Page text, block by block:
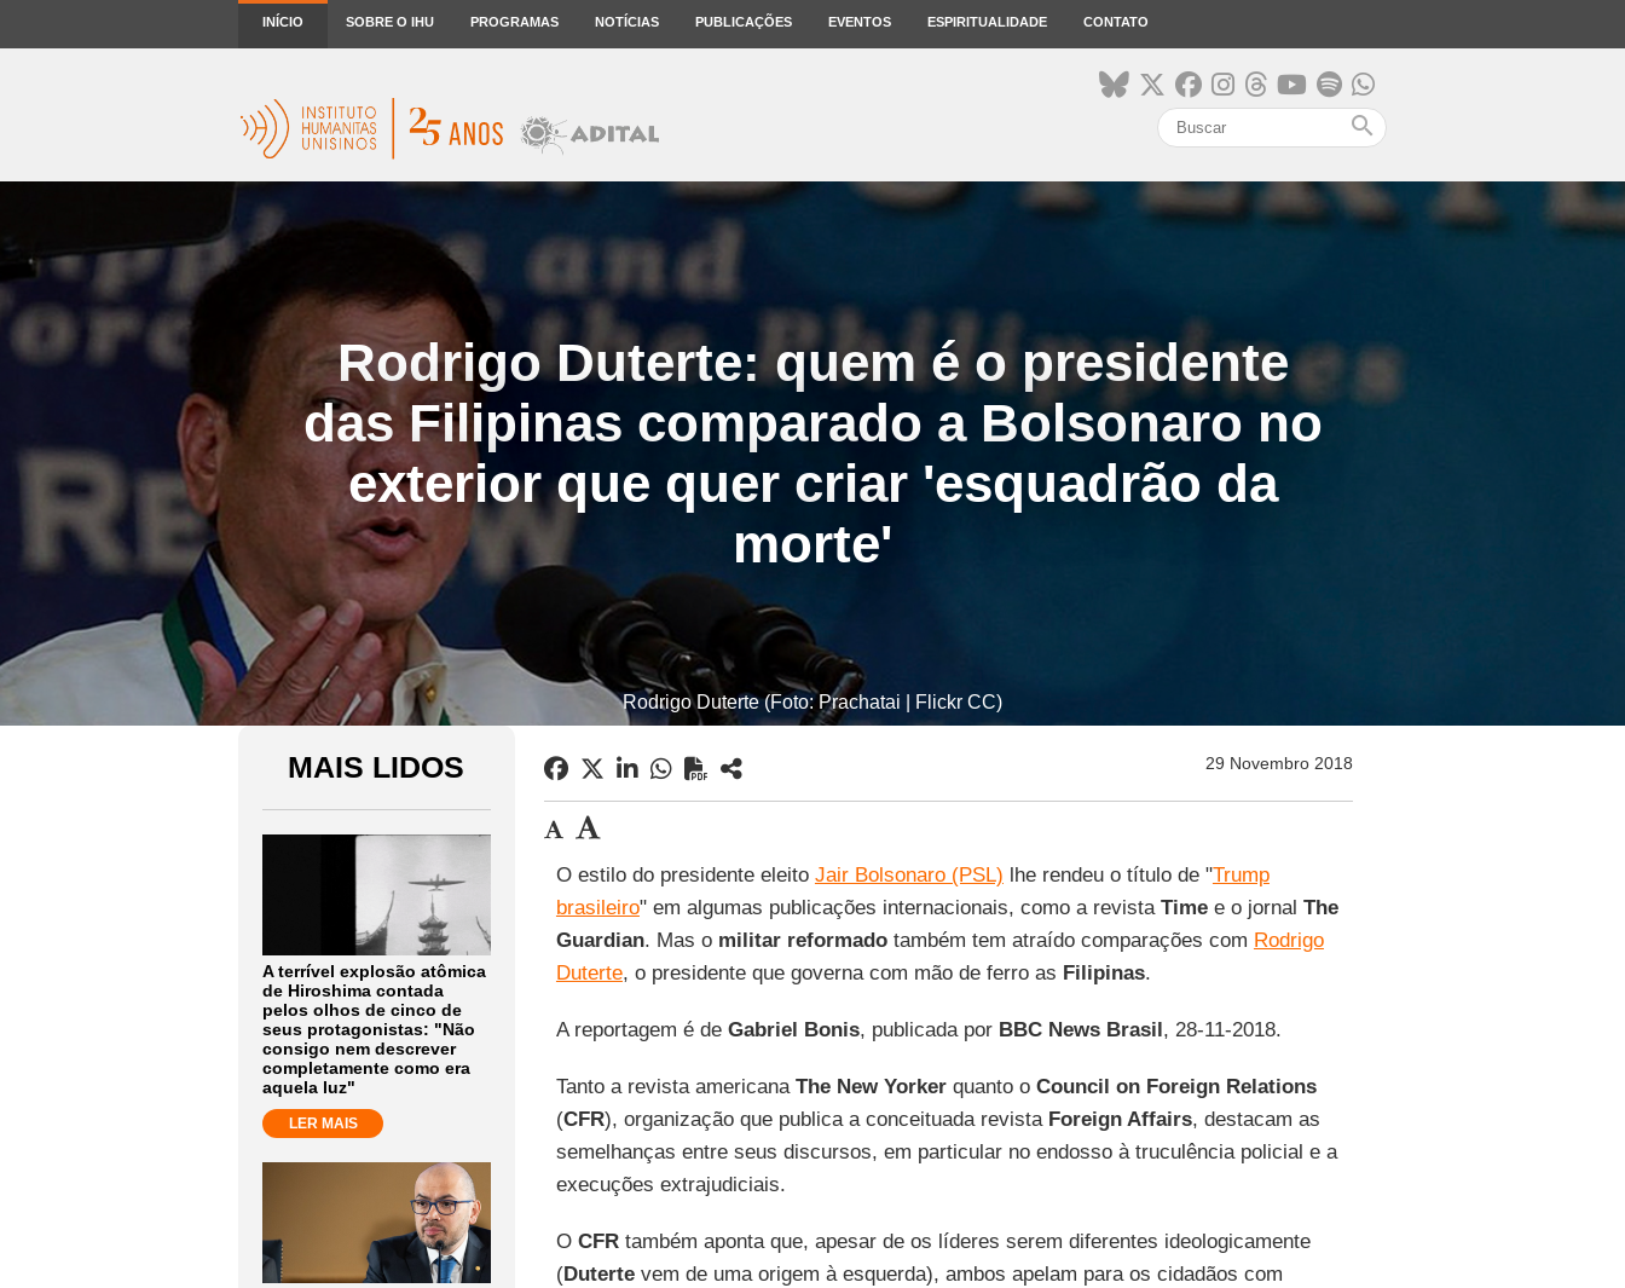
INÍCIO SOBRE O IHU PROGRAMAS NOTÍCIAS PUBLICAÇÕES EVENTOS ESPIRITUALIDADE CONTATO
search
Rodrigo Duterte: quem é o presidente
das Filipinas comparado a Bolsonaro no
exterior que quer criar 'esquadrão da
morte'
Rodrigo Duterte (Foto: Prachatai | Flickr CC)
MAIS LIDOS
A terrível explosão atômica
de Hiroshima contada
pelos olhos de cinco de
seus protagonistas: "Não
consigo nem descrever
completamente como era
aquela luz"
LER MAIS
29 Novembro 2018
O estilo do presidente eleito Jair Bolsonaro (PSL) lhe rendeu o título de "Trump
brasileiro" em algumas publicações internacionais, como a revistaTimee o jornal The
Guardian. Mas o militar reformadotambém tem atraído comparações com Rodrigo
Duterte, o presidente que governa com mão de ferro as Filipinas.
A reportagem é de Gabriel Bonis, publicada por BBC News Brasil, 28-11-2018.
Tanto a revista americana The New Yorkerquanto o Council on Foreign Relations
(CFR), organização que publica a conceituada revista Foreign Affairs, destacam as
semelhanças entre seus discursos, em particular no endosso à truculência policial e a
execuções extrajudiciais.
O CFRtambém aponta que, apesar de os líderes serem diferentes ideologicamente
(Dutertevem de uma origem à esquerda), ambos apelam para os cidadãos com